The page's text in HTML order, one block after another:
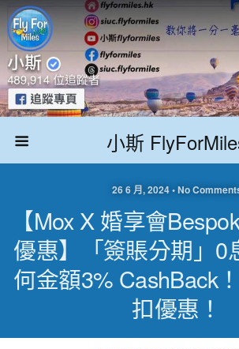
小斯
26 6 月, 2024 • No
【Mox X 婚享會
優惠】「簽賬分期」0
何金額3% CashBack
扣優惠！